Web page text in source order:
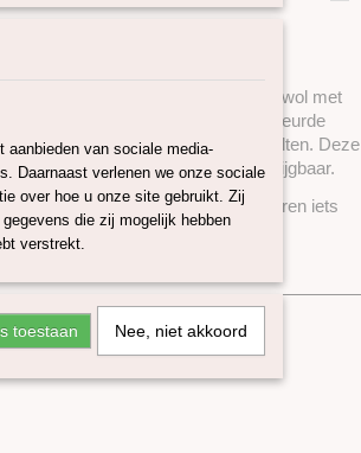
80% Zuid-Amerikaanse natuurlijke wol met
viscose, een mooie wol met gekleurde
te spinnen, natvilten en droogvilten. Deze
nog 6 andere tweed mixen verkrijgbaar.
instellingen kunnen de kleuren iets
aanbieden van sociale media-
Daarnaast verlenen we onze sociale
over hoe u onze site gebruikt. Zij
die zij mogelijk hebben
verstrekt.
toestaan Nee, niet akkoord